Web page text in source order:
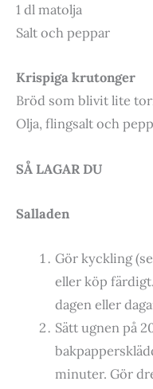
1 dl matolja
Salt och peppar
Krispiga krutonger
Bröd som blivit lite
Olja, flingsalt och
SÅ LAGAR DU
Salladen
Gör kyckling
eller köp
dagen eller
Sätt ugnen på
minuter. Gör